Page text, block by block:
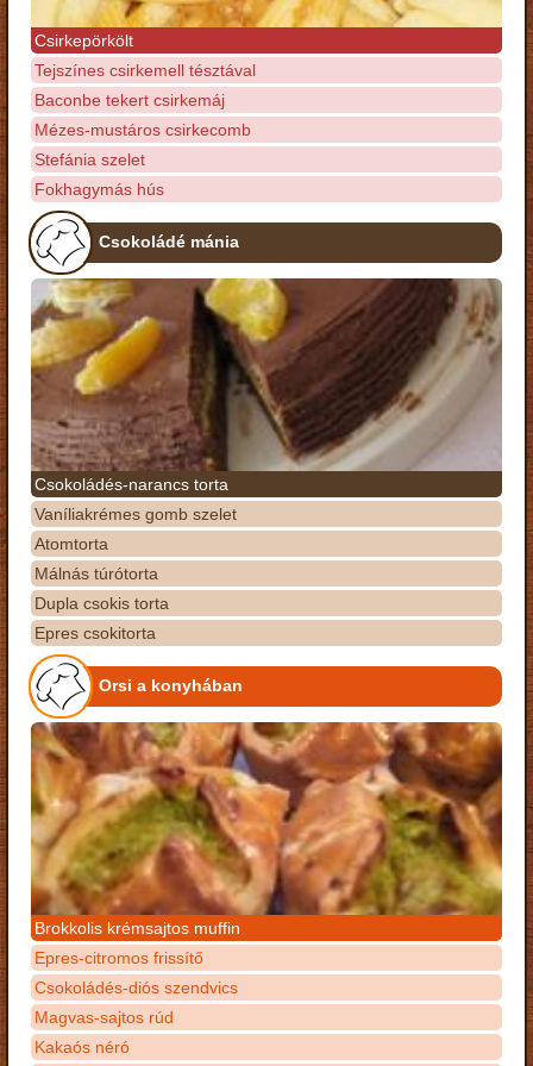
Csirkepörkölt
Tejszínes csirkemell tésztával
Baconbe tekert csirkemáj
Mézes-mustáros csirkecomb
Stefánia szelet
Fokhagymás hús
Csokoládé mánia
Csokoládés-narancs torta
Vaníliakrémes gomb szelet
Atomtorta
Málnás túrótorta
Dupla csokis torta
Epres csokitorta
Orsi a konyhában
Brokkolis krémsajtos muffin
Epres-citromos frissítő
Csokoládés-diós szendvics
Magvas-sajtos rúd
Kakaós néró